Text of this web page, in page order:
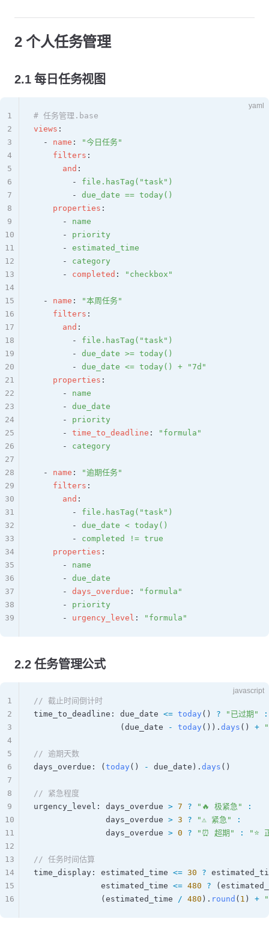
2 个人任务管理
2.1 每日任务视图
yaml
# 任务管理.base
views :
  -
name :
"今日任务"
    filters
:
      and
:
        -
file.hasTag("task")
        -
due_date == today()
    properties
:
      -
name
      -
priority
      -
estimated_time
      -
category
      -
completed : "checkbox"
  -
name :
"本周任务"
    filters
:
      and
:
        -
file.hasTag("task")
        -
due_date >= today()
        -
due_date <= today() + "7d"
    properties
:
      -
name
      -
due_date
      -
priority
      -
time_to_deadline :
"formula"
      -
category
  -
name :
"逾期任务"
    filters
:
      and
:
        -
file.hasTag("task")
        -
due_date < today()
        -
completed != true
    properties
:
      -
name
      -
due_date
      -
days_overdue :
"formula"
      -
priority
      -
urgency_level : "formula"
1
2
3
4
5
6
7
8
9
10
11
12
13
14
15
16
17
18
19
20
21
22
23
24
25
26
27
28
29
30
31
32
33
34
35
36
37
38
39
2.2 任务管理公式
javascript
// 截止时间倒计时
time_to_deadline : due_date <= today () ? "已过期"
:
                  (
due_date - today ()). days () + "
// 逾期天数
days_overdue : ( today () - due_date ). days ()
// 紧急程度
urgency_level : days_overdue > 7 ? "🔥 极紧急"
:
               days_overdue
> 3 ? "⚠️ 紧急"
:
               days_overdue
> 0 ? "⏰ 超期" : "⭐
// 任务时间估算
time_display : estimated_time <= 30 ?
              estimated_time
<= 480 ? (
              (
estimated_time / 480 ). round ( 1 ) + "
1
2
3
4
5
6
7
8
9
10
11
12
13
14
15
16